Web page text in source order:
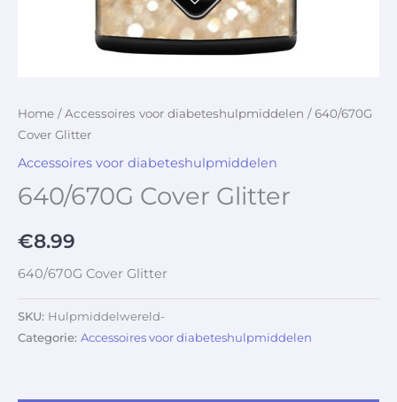
Home /Accessoires voor diabeteshulpmiddelen / 640/670G
Cover Glitter
Accessoires voor diabeteshulpmiddelen
640/670G Cover Glitter
€8.99
640/670G Cover Glitter
SKU: Hulpmiddelwereld-
Categorie: Accessoires voor diabeteshulpmiddelen